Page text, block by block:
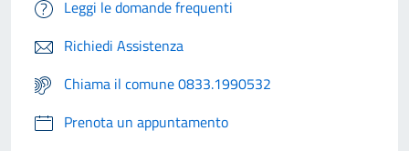
Leggi le domande frequenti
Richiedi Assistenza
Chiama il comune 0833.1990532
Prenota un appuntamento